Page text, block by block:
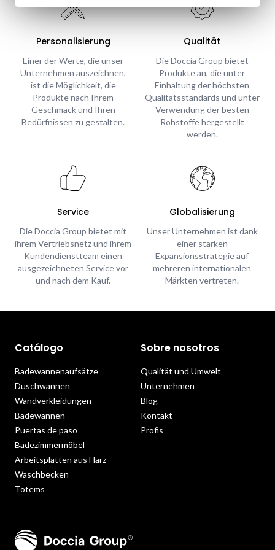
Personalisierung
Einer der Werte, die unser
Unternehmen auszeichnen,
ist die Möglichkeit, die
Produkte nach Ihrem
Geschmack und Ihren
Bedürfnissen zu gestalten.
Qualität
Die Doccia Group bietet
Produkte an, die unter
Einhaltung der höchsten
Qualitätsstandards und unter
Verwendung der besten
Rohstoffe hergestellt
werden.
Service
Die Doccia Group bietet mit
ihrem Vertriebsnetz und ihrem
Kundendienstteam einen
ausgezeichneten Service vor
und nach dem Kauf.
Globalisierung
Unser Unternehmen ist dank
einer starken
Expansionsstrategie auf
mehreren internationalen
Märkten vertreten.
Catálogo
Badewannenaufsätze
Duschwannen
Wandverkleidungen
Badewannen
Puertas de paso
Badezimmermöbel
Arbeitsplatten aus Harz
Waschbecken
Totems
Sobre nosotros
Qualität und Umwelt
Unternehmen
Blog
Kontakt
Profis